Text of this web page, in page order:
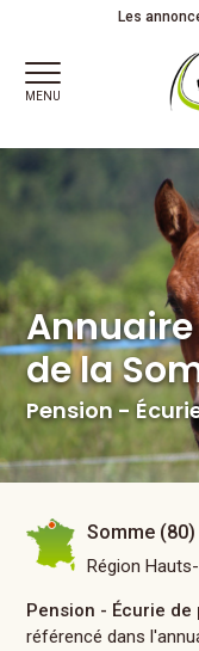
Pension
Les
MENU
de la
Pension -
Somme (80)
Région
Pension - Écurie
référencé dans